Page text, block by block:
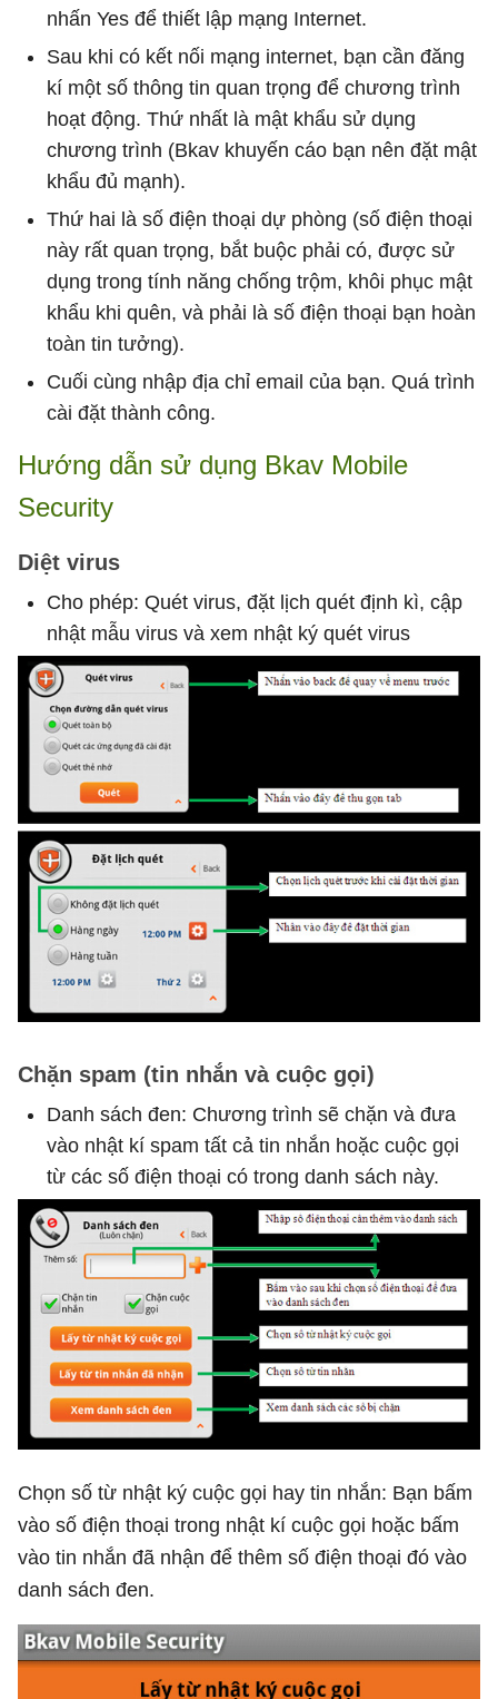
nhấn Yes để thiết lập mạng Internet.
Sau khi có kết nối mạng internet, bạn cần đăng
kí một số thông tin quan trọng để chương trình
hoạt động. Thứ nhất là mật khẩu sử dụng
chương trình (Bkav khuyến cáo bạn nên đặt mật
khẩu đủ mạnh).
Thứ hai là số điện thoại dự phòng (số điện thoại
này rất quan trọng, bắt buộc phải có, được sử
dụng trong tính năng chống trộm, khôi phục mật
khẩu khi quên, và phải là số điện thoại bạn hoàn
toàn tin tưởng).
Cuối cùng nhập địa chỉ email của bạn. Quá trình
cài đặt thành công.
Hướng dẫn sử dụng Bkav Mobile
Security
Diệt virus
Cho phép: Quét virus, đặt lịch quét định kì, cập
nhật mẫu virus và xem nhật ký quét virus
Chặn spam (tin nhắn và cuộc gọi)
Danh sách đen: Chương trình sẽ chặn và đưa
vào nhật kí spam tất cả tin nhắn hoặc cuộc gọi
từ các số điện thoại có trong danh sách này.
Chọn số từ nhật ký cuộc gọi hay tin nhắn: Bạn bấm
vào số điện thoại trong nhật kí cuộc gọi hoặc bấm
vào tin nhắn đã nhận để thêm số điện thoại đó vào
danh sách đen.